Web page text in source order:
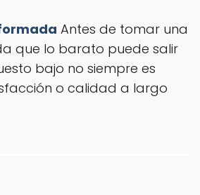
Antes de tomar una
que lo barato puede salir
bajo no siempre es
o calidad a largo